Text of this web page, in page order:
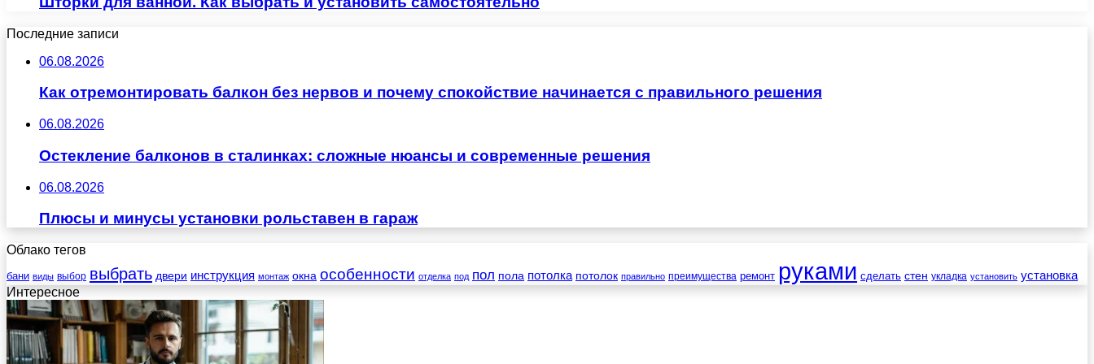
Последние записи
06.08.2026
Как отремонтировать балкон без нервов и почему спокойствие начинается с правильного решения
06.08.2026
Остекление балконов в сталинках: сложные нюансы и современные решения
06.08.2026
Плюсы и минусы установки рольставен в гараж
Облако тегов
бани виды выбор выбрать двери инструкция монтаж окна особенности отделка под пол пола потолка потолок правильно преимущества ремонт руками сделать стен укладка установить установка
Интересное